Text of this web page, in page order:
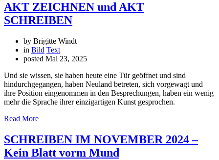
AKT ZEICHNEN und AKT
SCHREIBEN
by Brigitte Windt
in Bild Text
posted Mai 23, 2025
Und sie wissen, sie haben heute eine Tür geöffnet und sind
hindurchgegangen, haben Neuland betreten, sich vorgewagt und
ihre Position eingenommen in den Besprechungen, haben ein wenig
mehr die Sprache ihrer einzigartigen Kunst gesprochen.
Read More
SCHREIBEN IM NOVEMBER 2024 –
Kein Blatt vorm Mund